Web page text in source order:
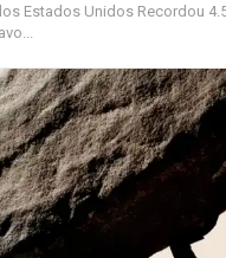
Estados Unidos Recordou